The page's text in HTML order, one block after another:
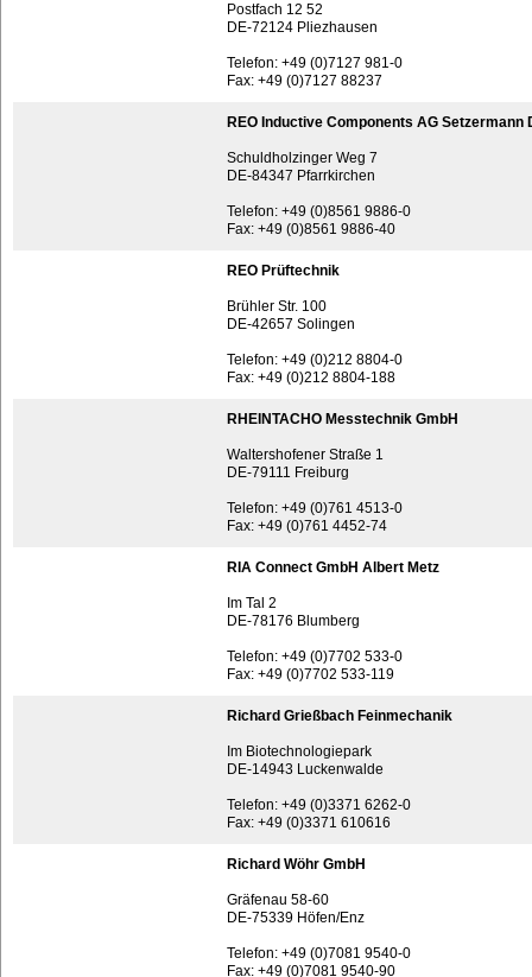
Postfach 12 52
DE-72124 Pliezhausen
Telefon: +49 (0)7127 981-0
Fax: +49 (0)7127 88237
REO Inductive Components AG Setzermann
Schuldholzinger Weg 7
DE-84347 Pfarrkirchen
Telefon: +49 (0)8561 9886-0
Fax: +49 (0)8561 9886-40
REO Prüftechnik
Brühler Str. 100
DE-42657 Solingen
Telefon: +49 (0)212 8804-0
Fax: +49 (0)212 8804-188
RHEINTACHO Messtechnik GmbH
Waltershofener Straße 1
DE-79111 Freiburg
Telefon: +49 (0)761 4513-0
Fax: +49 (0)761 4452-74
RIA Connect GmbH Albert Metz
Im Tal 2
DE-78176 Blumberg
Telefon: +49 (0)7702 533-0
Fax: +49 (0)7702 533-119
Richard Grießbach Feinmechanik
Im Biotechnologiepark
DE-14943 Luckenwalde
Telefon: +49 (0)3371 6262-0
Fax: +49 (0)3371 610616
Richard Wöhr GmbH
Gräfenau 58-60
DE-75339 Höfen/Enz
Telefon: +49 (0)7081 9540-0
Fax: +49 (0)7081 9540-90